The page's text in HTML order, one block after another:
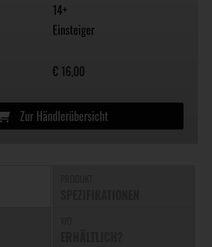
14+
Einsteiger
€ 16,00
Zur Händlerübersicht